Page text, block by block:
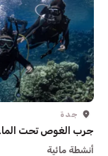
جدة
جرب الغوص تحت
أنشطة مائية